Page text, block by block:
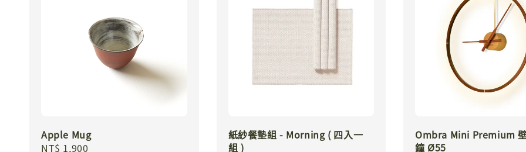
Apple Mug
Regular
NT$ 1,900
紙紗餐墊組 - Morning ( 四入一
組 )
Ombra Mini Premium
鐘 Ø55